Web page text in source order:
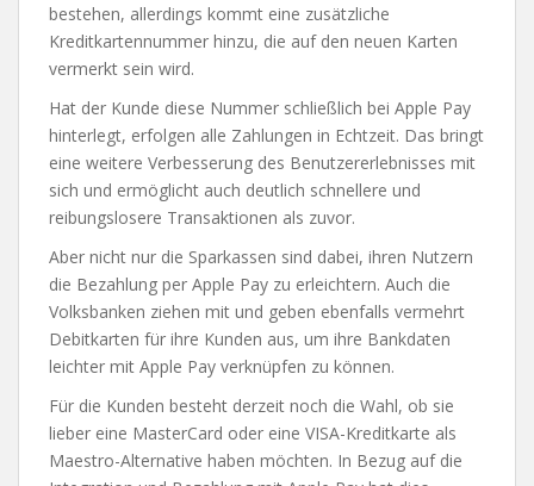
bestehen, allerdings kommt eine zusätzliche
Kreditkartennummer hinzu, die auf den neuen Karten
vermerkt sein wird.
Hat der Kunde diese Nummer schließlich bei Apple Pay
hinterlegt, erfolgen alle Zahlungen in Echtzeit. Das bringt
eine weitere Verbesserung des Benutzererlebnisses mit
sich und ermöglicht auch deutlich schnellere und
reibungslosere Transaktionen als zuvor.
Aber nicht nur die Sparkassen sind dabei, ihren Nutzern
die Bezahlung per Apple Pay zu erleichtern. Auch die
Volksbanken ziehen mit und geben ebenfalls vermehrt
Debitkarten für ihre Kunden aus, um ihre Bankdaten
leichter mit Apple Pay verknüpfen zu können.
Für die Kunden besteht derzeit noch die Wahl, ob sie
lieber eine MasterCard oder eine VISA-Kreditkarte als
Maestro-Alternative haben möchten. In Bezug auf die